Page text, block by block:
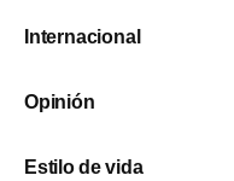
Internacional
Opinión
Estilo de vida